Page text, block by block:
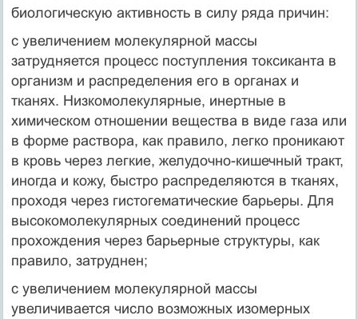
биологическую активность в силу ряда причин:
с увеличением молекулярной массы
затрудняется процесс поступления токсиканта в
организм и распределения его в органах и
тканях. Низкомолекулярные, инертные в
химическом отношении вещества в виде газа или
в форме раствора, как правило, легко проникают
в кровь через легкие, желудочно-кишечный тракт,
иногда и кожу, быстро распределяются в тканях,
проходя через гистогематические барьеры. Для
высокомолекулярных соединений процесс
прохождения через барьерные структуры, как
правило, затруднен;
с увеличением молекулярной массы
увеличивается число возможных изомерных